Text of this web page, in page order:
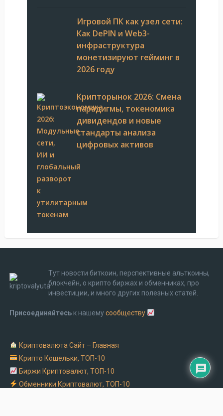
Игровой ПК как узел сети:
Как DePIN и Web3-
инфраструктура
монетизируют гейминг в
2026 году
Крипторынок 2026: Смена
парадигмы, токеномика
дивидендов и новые
стандарты анализа
цифровых активов
Тут новости биткоин, перспективные альткоины,
блокчейн, о крипто биржах и обменниках, про
инвестиции, и много других полезных статей.
Присоединяйтесь к нашемусообществу
Криптовалюта Cайт – Главная
Крипто Кошельки, ТОП-10
Биржи Криптовалют, ТОП-10
Обменники Криптовалют, ТОП-10